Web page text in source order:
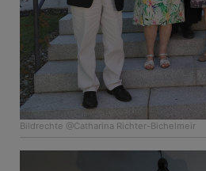
Bildrechte @Catharina Richter-Bichelmeir